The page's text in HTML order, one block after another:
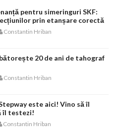
pentru simeringuri SKF:
prin etanșare corectă
Constantin Hriban
20 de ani de tahograf
Constantin Hriban
este aici! Vino să îl
îl testezi!
Constantin Hriban